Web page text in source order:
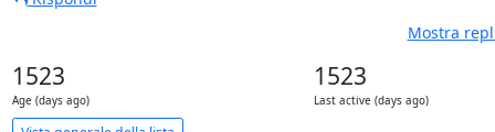
Mostra
1523
Age (days ago)
1523
Last active (days ago)